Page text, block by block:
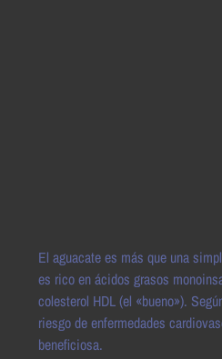
El aguacate es más que una
es rico en ácidos grasos
colesterol HDL (el «bueno»).
riesgo de enfermedades
beneficiosa.